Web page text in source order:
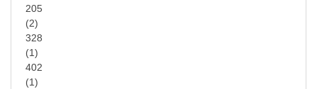
205
(2)
328
(1)
402
(1)